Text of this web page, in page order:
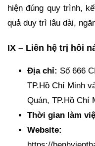
hiện đúng quy trình,
quả duy trì lâu dài,
IX – Liên hệ trị hôi
Địa chỉ: Số 666
TP.Hồ Chí Minh
Quán, TP.Hồ Chí
Thời gian làm
Website: